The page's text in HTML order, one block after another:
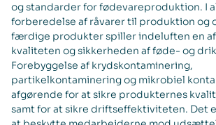
og standarder for fødevareproduktion. I
forberedelse af råvarer til produktion og
færdige produkter spiller indeluften en
kvaliteten og sikkerheden af føde- og
Forebyggelse af krydskontaminering,
partikelkontaminering og mikrobiel
afgørende for at sikre produkternes
samt for at sikre driftseffektiviteten. Det